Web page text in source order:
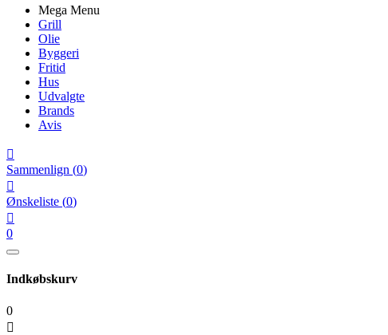
Mega Menu
Grill
Olie
Byggeri
Fritid
Hus
Udvalgte
Brands
Avis

Sammenlign (0)

Ønskeliste (0)

0
Indkøbskurv
0
